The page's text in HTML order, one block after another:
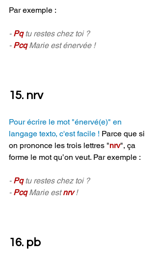
Par exemple :
- Pq tu restes chez toi ?
- Pcq Marie est énervée !
15. nrv
Pour écrire le mot "énervé(e)" en
langage texto, c'est facile ! Parce que si
on prononce les trois lettres "nrv", ça
forme le mot qu’on veut. Par exemple :
- Pq tu restes chez toi ?
- Pcq Marie est nrv !
16. pb